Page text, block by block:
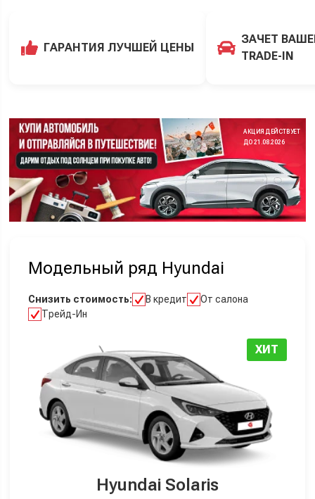
ГАРАНТИЯ ЛУЧШЕЙ ЦЕНЫ
ЗАЧЕТ
TRADE-IN
АКЦИЯ ДЕЙСТВУЕТ
ДО 21.08.2026
Модельный ряд Hyundai
Снизить стоимость: В кредит
От салона
Трейд-Ин
ХИТ
Hyundai Solaris